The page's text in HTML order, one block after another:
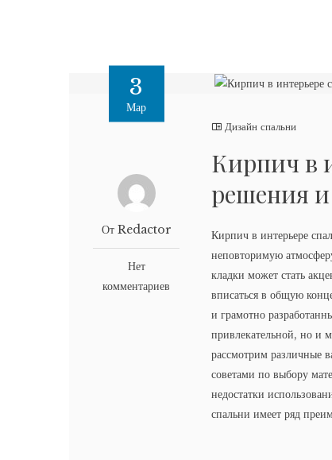
3
Мар
От Redactor
Нет
комментариев
Дизайн спальни
Кирпич в
решения
Кирпич в интерьере
неповторимую
кладки может стать
вписаться в общую
и грамотно
привлекательной, но и
рассмотрим различные
советами по выбору
недостатки
спальни имеет ряд